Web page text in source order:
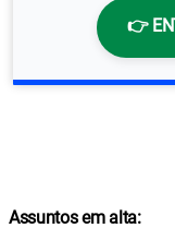
👉
Assuntos em alta: